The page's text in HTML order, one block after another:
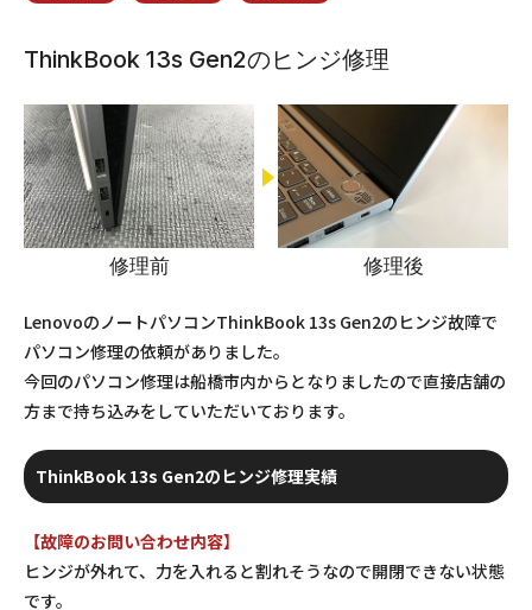
ThinkBook 13s Gen2のヒンジ修理
修理前 修理後
LenovoのノートパソコンThinkBook 13s Gen2のヒンジ故障で
パソコン修理の依頼がありました。
今回のパソコン修理は船橋市内からとなりましたので直接店舗の
方まで持ち込みをしていただいております。
ThinkBook 13s Gen2のヒンジ修理実績
【故障のお問い合わせ内容】
ヒンジが外れて、力を入れると割れそうなので開閉できない状態
です。